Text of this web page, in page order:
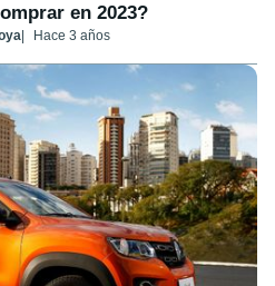
en 2023?
Hace 3 años